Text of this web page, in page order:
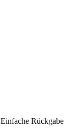
Einfache Rückgabe